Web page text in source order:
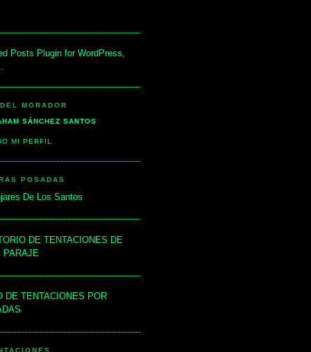
MORADOR
SÁNCHEZ SANTOS
MI PERFIL
POSADAS
De Los Santos
DE TENTACIONES DE
PARAJE
DE TENTACIONES POR